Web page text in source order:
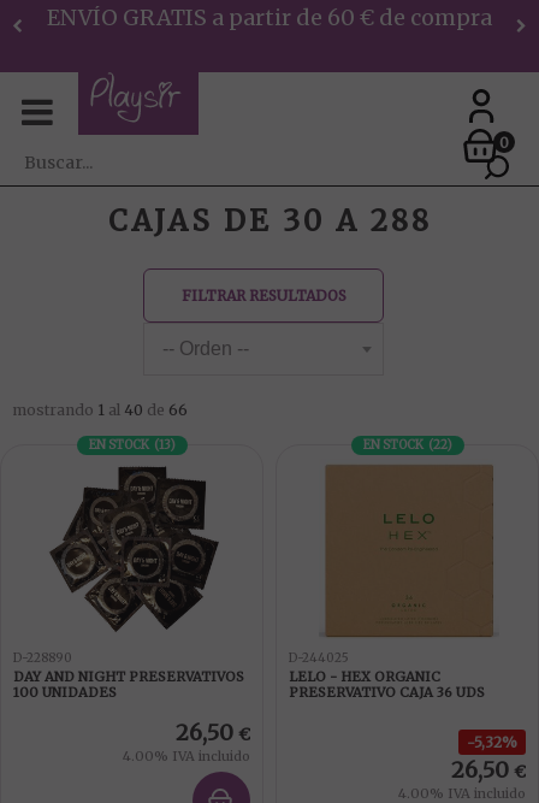
Encargos por Whatsapp, RECOGE Y PAGA
0
CAJAS DE 30 A 288
FILTRAR RESULTADOS
mostrando 1 al 40 de 66
EN STOCK (13)
D-228890
DAY AND NIGHT PRESERVATIVOS
100 UNIDADES
26,50 €
4.00% IVA incluido
EN STOCK (22)
D-244025
LELO - HEX ORGANIC
PRESERVATIVO CAJA 36 UDS
5,32%
26,50 €
4.00% IVA incluido